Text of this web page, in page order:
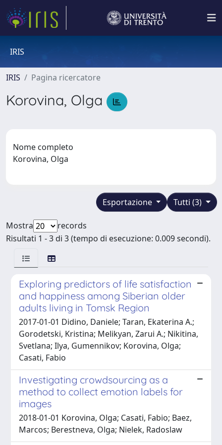
IRIS
IRIS Pagina ricercatore
Korovina, Olga
Nome completo
Korovina, Olga
Tutti (3)
Esportazione
Mostra
records
Risultati 1 - 3 di 3 (tempo di esecuzione: 0.009 secondi).
Exploring predictors of life satisfaction
and happiness among Siberian older
adults living in Tomsk Region
2017-01-01 Didino, Daniele; Taran, Ekaterina A.;
Gorodetski, Kristina; Melikyan, Zarui A.; Nikitina,
Svetlana; Ilya, Gumennikov; Korovina, Olga;
Casati, Fabio
Investigating crowdsourcing as a
method to collect emotion labels for
images
2018-01-01 Korovina, Olga; Casati, Fabio; Baez,
Marcos; Berestneva, Olga; Nielek, Radoslaw